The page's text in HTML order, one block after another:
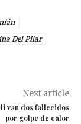
Del Pilar
Next article
van dos fallecidos
por golpe de calor